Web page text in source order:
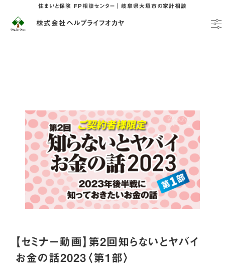
住まいと保険 FP相談センター｜岐阜県大垣市の家計相談
株式会社ヘルプライフオカヤ
【セミナー動画】第2回知らないとヤバイ
お金の話2023〈第1部〉